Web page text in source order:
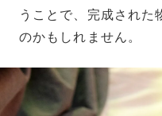
うことで、完成された
のかもしれません。